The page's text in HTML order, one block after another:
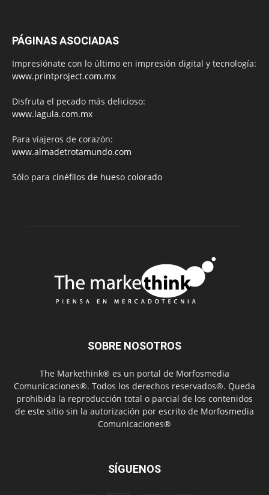
PÁGINAS ASOCIADAS
Impresiónate con lo último en impresión digital y tecnología:
www.printproject.com.mx
Disfruta el pecado más delicioso:
www.lagula.com.mx
Para viajeros de corazón:
www.almadetrotamundo.com
Sólo para cinéfilos de hueso colorado
SOBRE NOSOTROS
The Markethink® es un portal de Morfosmedia
Comunicaciones®. Todos los derechos reservados®. Queda
prohibida la reproducción total o parcial de los contenidos
de este sitio sin la autorización por escrito de Morfosmedia
Comunicaciones®
SÍGUENOS